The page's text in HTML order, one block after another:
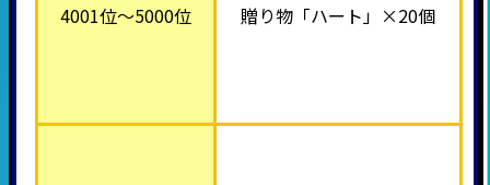
4001位～5000位 贈り物「ハート」×20個